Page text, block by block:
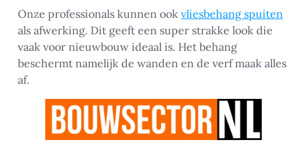
Onze professionals kunnen ook vliesbehang spuiten
als afwerking. Dit geeft een super strakke look die
vaak voor nieuwbouw ideaal is. Het behang
beschermt namelijk de wanden en de verf maak alles
af.